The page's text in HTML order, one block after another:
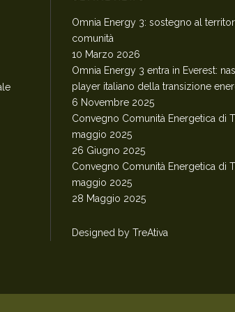
Omnia Energy 3: sostegno al
comunità
10 Marzo 2026
Omnia Energy 3 entra in Everest:
player italiano della transizione
6 Novembre 2025
Convegno Comunità Energetica di
maggio 2025
26 Giugno 2025
Convegno Comunità Energetica di
maggio 2025
28 Maggio 2025
Designed byTreAtiva